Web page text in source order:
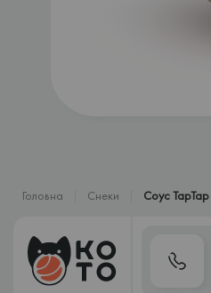
Головна Снеки Соус ТарТар